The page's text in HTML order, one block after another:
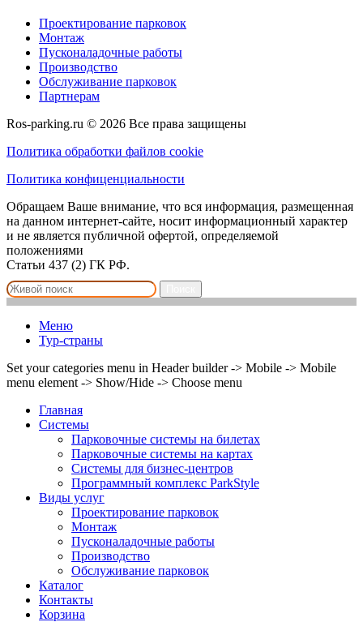
Проектирование парковок
Монтаж
Пусконаладочные работы
Производство
Обслуживание парковок
Партнерам
Ros-parking.ru © 2026 Все права защищены
Политика обработки файлов cookie
Политика конфиценциальности
Обращаем Ваше внимание, что вся информация, размещенная
на данном интернет-сайте, носит информационный характер
и не является публичной офертой, определяемой
положениями
Статьи 437 (2) ГК РФ.
Меню
Тур-страны
Set your categories menu in Header builder -> Mobile -> Mobile
menu element -> Show/Hide -> Choose menu
Главная
Системы
Парковочные системы на билетах
Парковочные системы на картах
Системы для бизнес-центров
Программный комплекс ParkStyle
Виды услуг
Проектирование парковок
Монтаж
Пусконаладочные работы
Производство
Обслуживание парковок
Каталог
Контакты
Корзина